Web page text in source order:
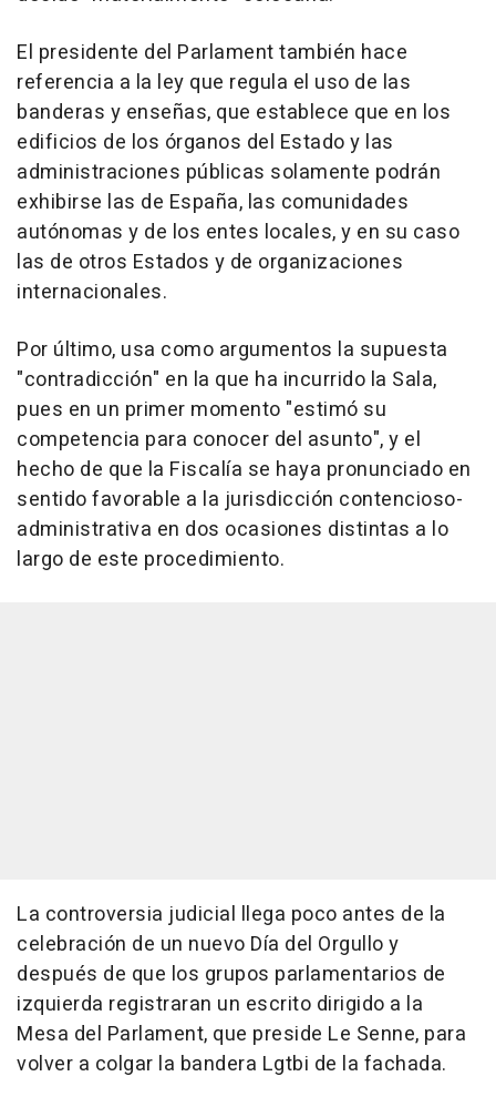
El presidente del Parlament también hace
referencia a la ley que regula el uso de las
banderas y enseñas, que establece que en los
edificios de los órganos del Estado y las
administraciones públicas solamente podrán
exhibirse las de España, las comunidades
autónomas y de los entes locales, y en su caso
las de otros Estados y de organizaciones
internacionales.
Por último, usa como argumentos la supuesta
"contradicción" en la que ha incurrido la Sala,
pues en un primer momento "estimó su
competencia para conocer del asunto", y el
hecho de que la Fiscalía se haya pronunciado en
sentido favorable a la jurisdicción contencioso-
administrativa en dos ocasiones distintas a lo
largo de este procedimiento.
La controversia judicial llega poco antes de la
celebración de un nuevo Día del Orgullo y
después de que los grupos parlamentarios de
izquierda registraran un escrito dirigido a la
Mesa del Parlament, que preside Le Senne, para
volver a colgar la bandera Lgtbi de la fachada.